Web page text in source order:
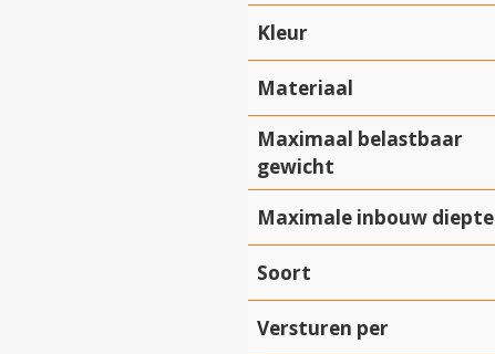
Kleur
Materiaal
Maximaal belastbaar
gewicht
Maximale inbouw diepte
Soort
Versturen per